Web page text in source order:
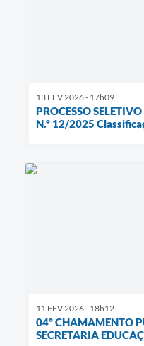
13 FEV 2026 - 17h09
PROCESSO
N.º 12/2025
11 FEV 2026 - 18h12
04º CHAMAMENTO
SECRETARIA